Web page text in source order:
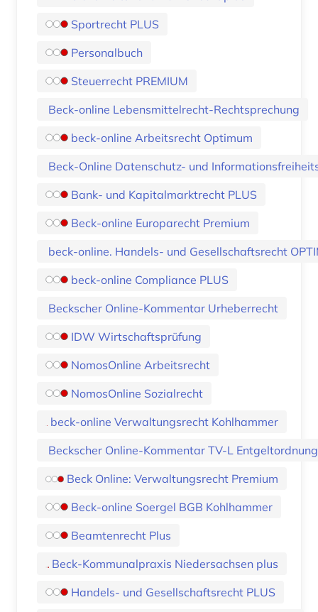
Sportrecht PLUS
Personalbuch
Steuerrecht PREMIUM
Beck-online Lebensmittelrecht-Rechtsprechung
beck-online Arbeitsrecht Optimum
Beck-Online Datenschutz- und
Bank- und Kapitalmarktrecht PLUS
Beck-online Europarecht Premium
beck-online. Handels- und Gesellschaftsrecht
beck-online Compliance PLUS
Beckscher Online-Kommentar Urheberrecht
IDW Wirtschaftsprüfung
NomosOnline Arbeitsrecht
NomosOnline Sozialrecht
beck-online Verwaltungsrecht Kohlhammer
Beckscher Online-Kommentar TV-L
Beck Online: Verwaltungsrecht Premium
Beck-online Soergel BGB Kohlhammer
Beamtenrecht Plus
Beck-Kommunalpraxis Niedersachsen plus
Handels- und Gesellschaftsrecht PLUS